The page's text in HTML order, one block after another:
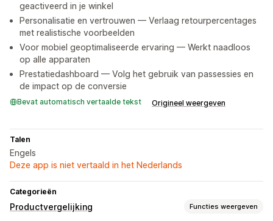
geactiveerd in je winkel
Personalisatie en vertrouwen — Verlaag retourpercentages
met realistische voorbeelden
Voor mobiel geoptimaliseerde ervaring — Werkt naadloos
op alle apparaten
Prestatiedashboard — Volg het gebruik van passessies en
de impact op de conversie
Bevat automatisch vertaalde tekst Origineel weergeven
Talen
Engels
Deze app is niet vertaald in het Nederlands
Categorieën
Productvergelijking Functies weergeven